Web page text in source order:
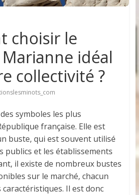
choisir le
idéal
collectivité ?
symboles les plus
française. Elle est
buste, qui est souvent utilisé
publics et les établissements
il existe de nombreux bustes
sur le marché, chacun
Il est donc